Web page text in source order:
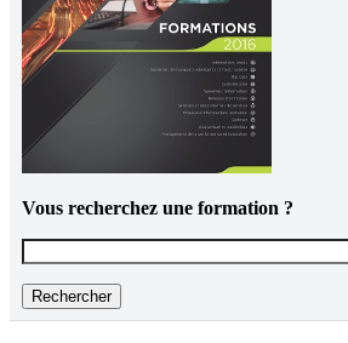
Vous recherchez une formation ?